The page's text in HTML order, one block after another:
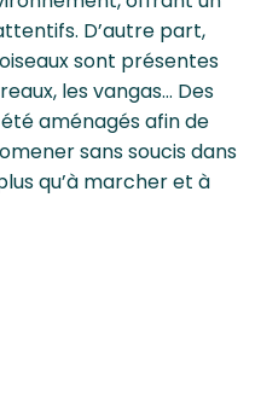
D’autre part,
sont présentes
les vangas… Des
aménagés afin de
sans soucis dans
qu’à marcher et à